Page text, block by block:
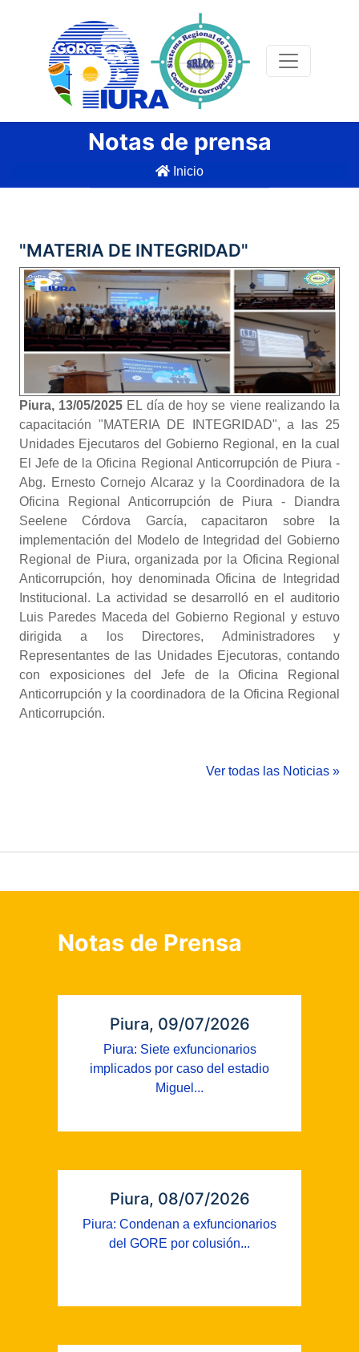
Notas de prensa
Inicio
"MATERIA DE INTEGRIDAD"
Piura, 13/05/2025 EL día de hoy se viene realizando la
capacitación "MATERIA DE INTEGRIDAD", a las 25
Unidades Ejecutaros del Gobierno Regional, en la cual
El Jefe de la Oficina Regional Anticorrupción de Piura -
Abg. Ernesto Cornejo Alcaraz y la Coordinadora de la
Oficina Regional Anticorrupción de Piura - Diandra
Seelene Córdova García, capacitaron sobre la
implementación del Modelo de Integridad del Gobierno
Regional de Piura, organizada por la Oficina Regional
Anticorrupción, hoy denominada Oficina de Integridad
Institucional. La actividad se desarrolló en el auditorio
Luis Paredes Maceda del Gobierno Regional y estuvo
dirigida a los Directores, Administradores y
Representantes de las Unidades Ejecutoras, contando
con exposiciones del Jefe de la Oficina Regional
Anticorrupción y la coordinadora de la Oficina Regional
Anticorrupción.
Ver todas las Noticias »
Notas de Prensa
Piura, 09/07/2026
Piura: Siete exfuncionarios
implicados por caso del estadio
Miguel...
Piura, 08/07/2026
Piura: Condenan a exfuncionarios
del GORE por colusión...